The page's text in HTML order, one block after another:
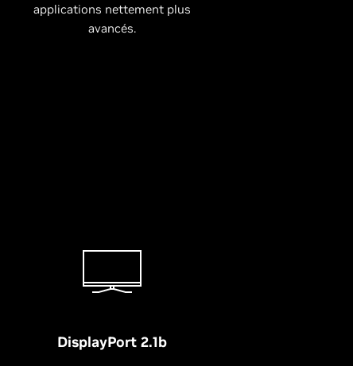
applications nettement plus
avancés.
DisplayPort 2.1b